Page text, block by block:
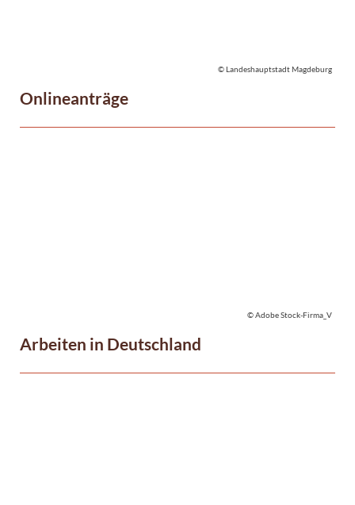
Onlineanträge
© Landeshauptstadt Magdeburg
Arbeiten in Deutschland
© Adobe Stock-Firma_V